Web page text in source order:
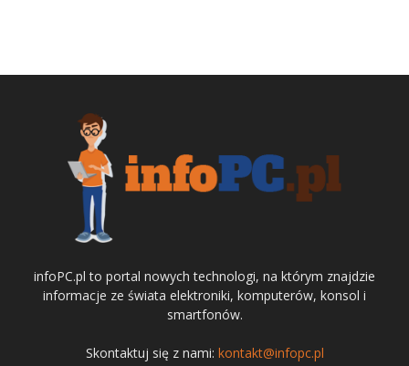
infoPC.pl to portal nowych technologi, na którym znajdzie
informacje ze świata elektroniki, komputerów, konsol i
smartfonów.
Skontaktuj się z nami: kontakt@infopc.pl